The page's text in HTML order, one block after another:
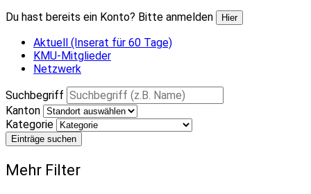
Du hast bereits ein Konto? Bitte anmelden
Hier
Aktuell (Inserat für 60 Tage)
KMU-Mitglieder
Netzwerk
Suchbegriff
Kanton
Kategorie
Einträge suchen
Mehr Filter